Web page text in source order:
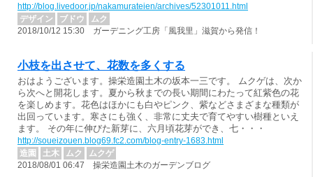
http://blog.livedoor.jp/nakamurateien/archives/52301011.html
デザイン
ブドウ
ムク
2018/10/12 15:30 ガーデニング工房「風我里」滋賀から発信！
小枝を出させて、花数を多くする
おはようございます。操栄造園土木の坂本一三です。 ムクゲは、次か
ら次へと開花します。夏から秋までの長い期間にわたって紅紫色の花
を楽しめます。花色はほかにも白やピンク、紫などさまざまな種類が
出回っています。寒さにも強く、非常に丈夫で育てやすい樹種といえ
ます。 その年に伸びた新芽に、六月頃花芽ができ、七・・・
http://soueizouen.blog69.fc2.com/blog-entry-1683.html
造園
土木 ムク
ムクゲ
2018/08/01 06:47 操栄造園土木のガーデンブログ